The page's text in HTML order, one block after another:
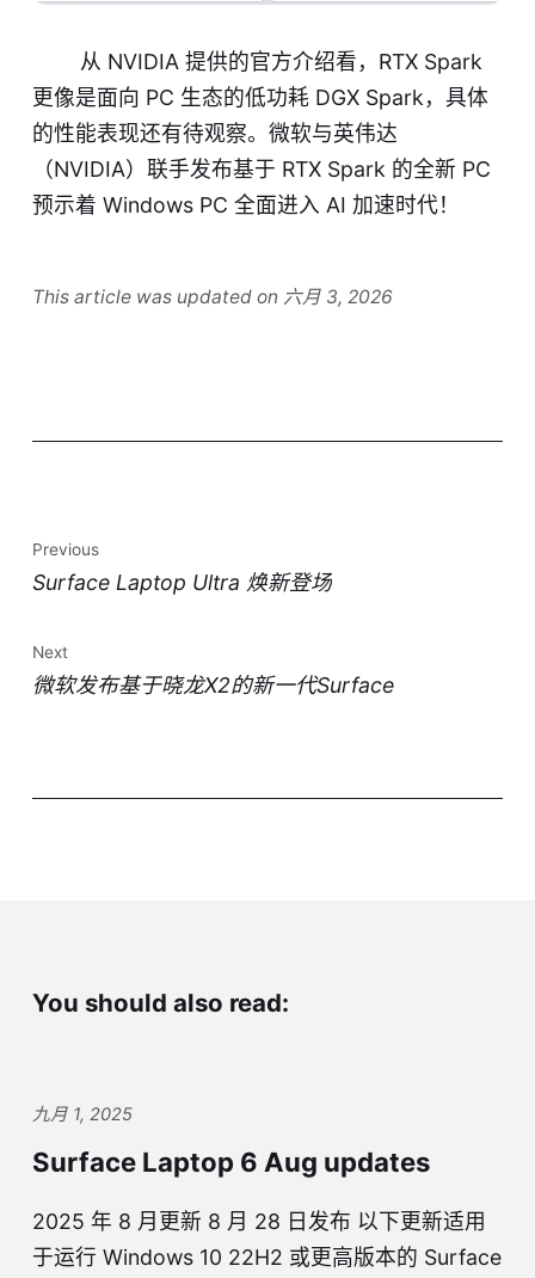
从 NVIDIA 提供的官方介绍看，RTX Spark
更像是面向 PC 生态的低功耗 DGX Spark，具体
的性能表现还有待观察。微软与英伟达
（NVIDIA）联手发布基于 RTX Spark 的全新 PC
预示着 Windows PC 全面进入 AI 加速时代！
This article was updated on 六月 3, 2026
Previous
Surface Laptop Ultra 焕新登场
Next
微软发布基于晓龙X2的新一代Surface
You should also read:
九月 1, 2025
Surface Laptop 6 Aug updates
2025 年 8 月更新 8 月 28 日发布 以下更新适用
于运行 Windows 10 22H2 或更高版本的 Surface